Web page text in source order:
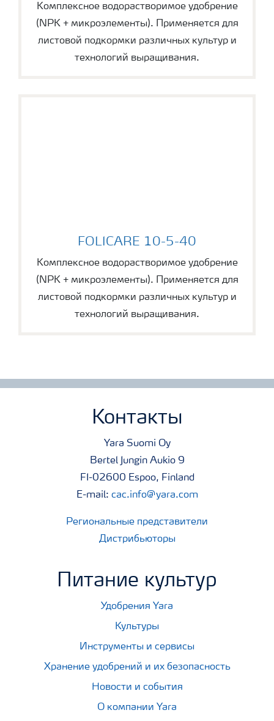
Комплексное водорастворимое удобрение
(NPK + микроэлементы). Применяется для
листовой подкормки различных культур и
технологий выращивания.
FOLICARE 10-5-40
Комплексное водорастворимое удобрение
(NPK + микроэлементы). Применяется для
листовой подкормки различных культур и
технологий выращивания.
Контакты
Yara Suomi Oy
Bertel Jungin Aukio 9
FI-02600 Espoo, Finland
E-mail: cac.info@yara.com
Региональные представители
Дистрибьюторы
Питание культур
Удобрения Yara
Культуры
Инструменты и сервисы
Хранение удобрений и их безопасность
Новости и события
О компании Yara